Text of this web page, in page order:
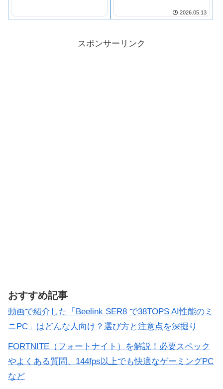
2026.05.13
スポンサーリンク
おすすめ記事
動画で紹介した「Beelink SER8 で38TOPS AI性能のミ
ニPC」はどんな人向け？選び方と注意点を深掘り
FORTNITE（フォートナイト）を解説！必要スペック
やよくある質問、144fps以上でも快適なゲーミングPC
など